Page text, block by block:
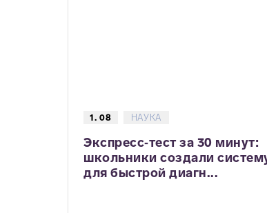
1. 08 НАУКА
Экспресс‑тест за 30 минут:
школьники создали
для быстрой диагн...